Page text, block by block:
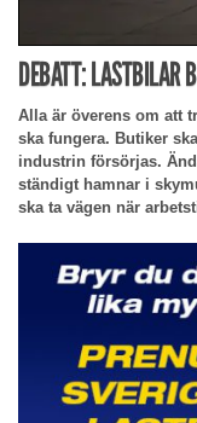
DEBATT: LASTBILAR
Alla är överens om att
ska fungera. Butiker
industrin försörjas.
ständigt hamnar i
ska ta vägen när